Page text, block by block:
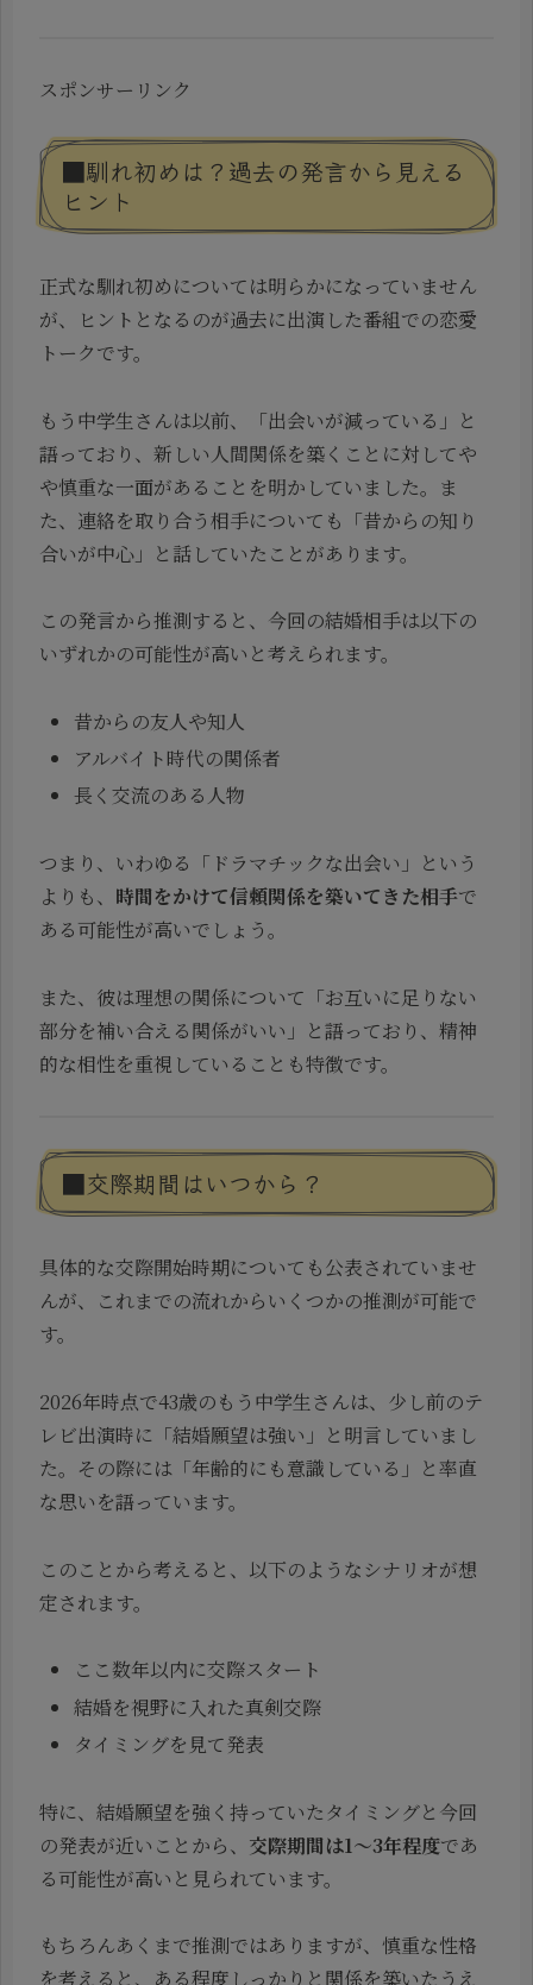
スポンサーリンク
■馴れ初めは？過去の発言から見える
ヒント
正式な馴れ初めについては明らかになっていません
が、ヒントとなるのが過去に出演した番組での恋愛
トークです。
もう中学生さんは以前、「出会いが減っている」と
語っており、新しい人間関係を築くことに対してや
や慎重な一面があることを明かしていました。ま
た、連絡を取り合う相手についても「昔からの知り
合いが中心」と話していたことがあります。
この発言から推測すると、今回の結婚相手は以下の
いずれかの可能性が高いと考えられます。
昔からの友人や知人
アルバイト時代の関係者
長く交流のある人物
つまり、いわゆる「ドラマチックな出会い」という
よりも、 時間をかけて信頼関係を築いてきた相手で
ある可能性が高いでしょう。
また、彼は理想の関係について「お互いに足りない
部分を補い合える関係がいい」と語っており、精神
的な相性を重視していることも特徴です。
■交際期間はいつから？
具体的な交際開始時期についても公表されていませ
んが、これまでの流れからいくつかの推測が可能で
す。
2026年時点で43歳のもう中学生さんは、少し前のテ
レビ出演時に「結婚願望は強い」と明言していまし
た。その際には「年齢的にも意識している」と率直
な思いを語っています。
このことから考えると、以下のようなシナリオが想
定されます。
ここ数年以内に交際スタート
結婚を視野に入れた真剣交際
タイミングを見て発表
特に、結婚願望を強く持っていたタイミングと今回
の発表が近いことから、 交際期間は1〜3年程度であ
る可能性が高いと見られています。
もちろんあくまで推測ではありますが、慎重な性格
を考えると、ある程度しっかりと関係を築いたうえ